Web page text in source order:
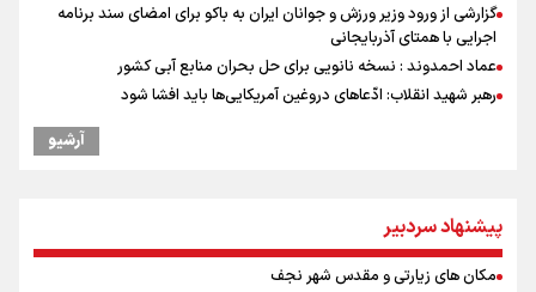
گزارشی از ورود وزیر ورزش و جوانان ایران به باکو برای امضای سند برنامه
اجرایی با همتای آذربایجانی
عماد احمدوند : نسخه نانویی برای حل بحران منابع آبی کشور
رهبر شهید انقلاب: ادّعاهای دروغین آمریکایی‌ها باید افشا شود
یحیی سریع: در عملیاتی گسترده تجمعات نظامی وابسته به عربستان را
ثبت شد / برپایی هزار موکب در خوزستان و ۱۰۰ موکب در مسیر نجف تا
کربلا
آرشیو
پیشنهاد سردبیر
مکان های زیارتی و مقدس شهر نجف